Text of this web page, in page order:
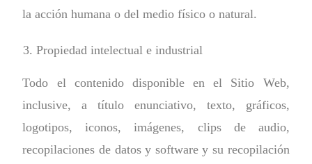
la acción humana o del medio físico o natural.
Propiedad intelectual e industrial
Todo el contenido disponible en el Sitio Web,
inclusive, a título enunciativo, texto, gráficos,
logotipos, iconos, imágenes, clips de audio,
recopilaciones de datos y software y su recopilación